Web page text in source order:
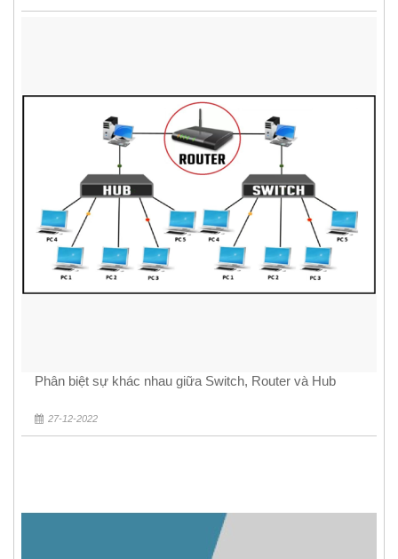
Phân biệt sự khác nhau giữa Switch, Router và Hub
27-12-2022